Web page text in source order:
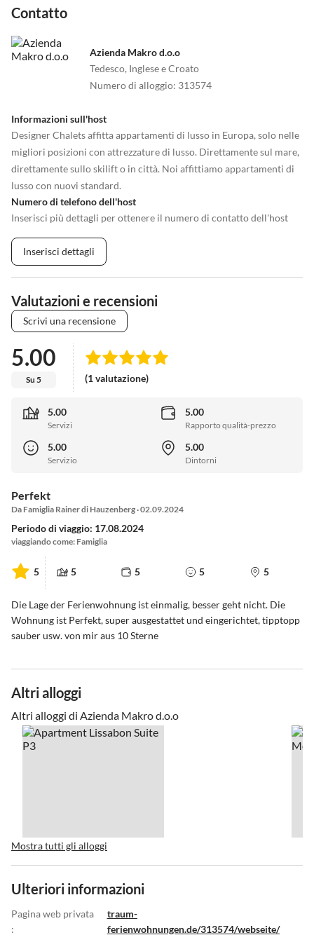
Contatto
Azienda Makro d.o.o
Tedesco, Inglese e Croato
Numero di alloggio: 313574
Informazioni sull'host
Designer Chalets affitta appartamenti di lusso in Europa, solo nelle
migliori posizioni con attrezzature di lusso. Direttamente sul mare,
direttamente sullo skilift o in città. Noi affittiamo appartamenti di
lusso con nuovi standard.
Numero di telefono dell'host
Inserisci più dettagli per ottenere il numero di contatto dell'host
Inserisci dettagli
Valutazioni e recensioni
Scrivi una recensione
5.00
Su 5 (1 valutazione)
5.00
Servizi
5.00
Rapporto qualità-prezzo
5.00
Servizio
5.00
Dintorni
Perfekt
Da Famiglia Rainer di Hauzenberg · 02.09.2024
Periodo di viaggio: 17.08.2024
viaggiando come: Famiglia
5 5 5 5 5
Die Lage der Ferienwohnung ist einmalig, besser geht nicht. Die
Wohnung ist Perfekt, super ausgestattet und eingerichtet, tipptopp
sauber usw. von mir aus 10 Sterne
Altri alloggi
Altri alloggi di Azienda Makro d.o.o
Mostra tutti gli alloggi
Ulteriori informazioni
Pagina web privata
:
traum-
ferienwohnungen.de/313574/webseite/